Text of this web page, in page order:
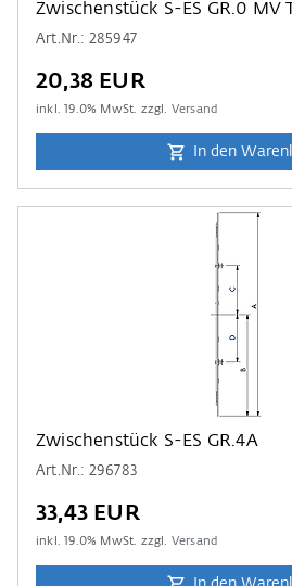
Zwischenstück S-ES GR.0 MV
Art.Nr.: 285947
20,38 EUR
inkl.19.0% MwSt. zzgl. Versand
In den
Zwischenstück S-ES GR.4A
Art.Nr.: 296783
33,43 EUR
inkl.19.0% MwSt. zzgl. Versand